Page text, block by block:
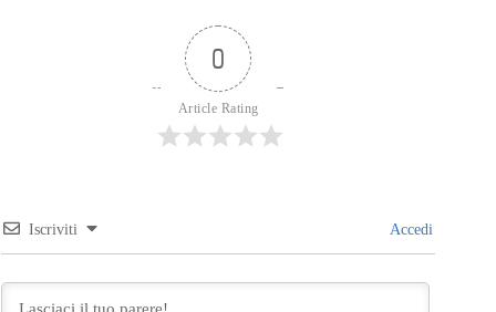
0
Article Rating
Iscriviti Accedi